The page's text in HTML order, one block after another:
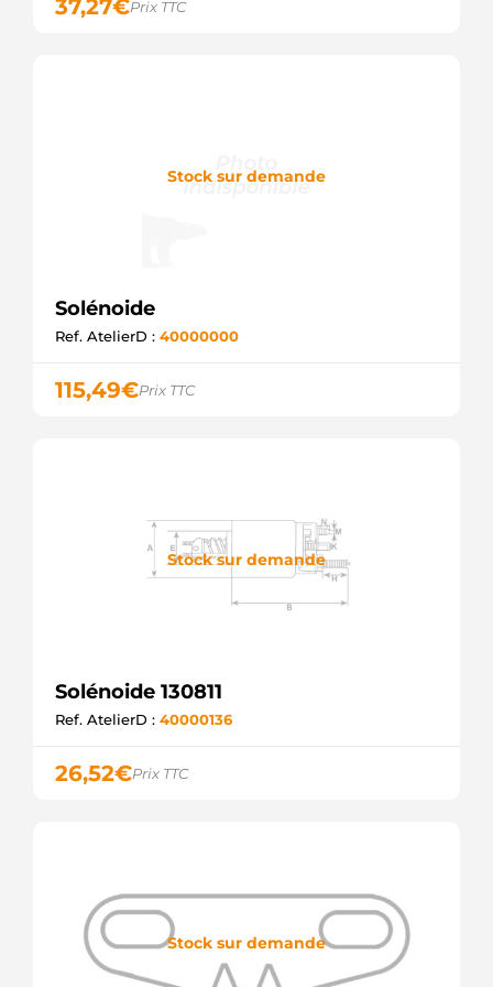
37,27€Prix TTC
Stock sur demande
Solénoide
Ref. AtelierD : 40000000
115,49€Prix TTC
Stock sur demande
Solénoide 130811
Ref. AtelierD : 40000136
26,52€Prix TTC
Stock sur demande